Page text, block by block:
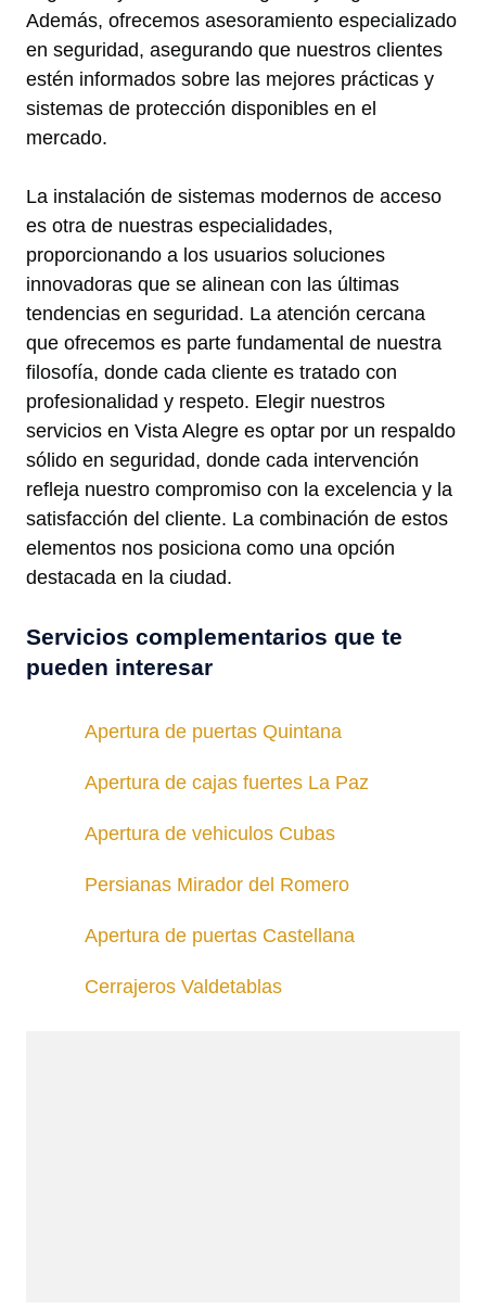
Además, ofrecemos asesoramiento especializado
en seguridad, asegurando que nuestros clientes
estén informados sobre las mejores prácticas y
sistemas de protección disponibles en el
mercado.
La instalación de sistemas modernos de acceso
es otra de nuestras especialidades,
proporcionando a los usuarios soluciones
innovadoras que se alinean con las últimas
tendencias en seguridad. La atención cercana
que ofrecemos es parte fundamental de nuestra
filosofía, donde cada cliente es tratado con
profesionalidad y respeto. Elegir nuestros
servicios en Vista Alegre es optar por un respaldo
sólido en seguridad, donde cada intervención
refleja nuestro compromiso con la excelencia y la
satisfacción del cliente. La combinación de estos
elementos nos posiciona como una opción
destacada en la ciudad.
Servicios complementarios que te
pueden interesar
Apertura de puertas Quintana
Apertura de cajas fuertes La Paz
Apertura de vehiculos Cubas
Persianas Mirador del Romero
Apertura de puertas Castellana
Cerrajeros Valdetablas